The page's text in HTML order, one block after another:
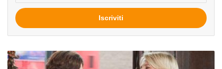
tua
mail
Birra
sempre